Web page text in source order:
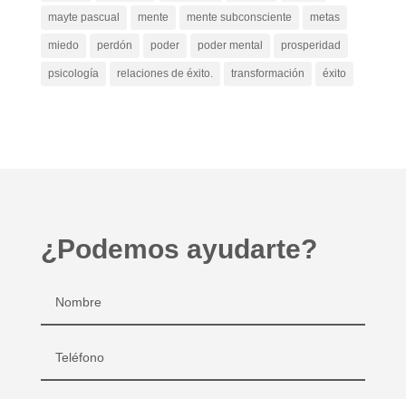
mayte pascual mente mente subconsciente metas
miedo perdón poder poder mental prosperidad
psicología relaciones de éxito. transformación éxito
¿Podemos ayudarte?